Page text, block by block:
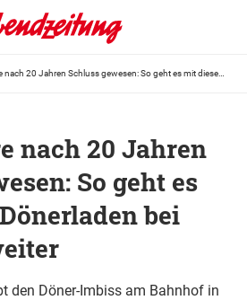
nach 20 Jahren
So geht es
bei
den Döner-Imbiss am Bahnhof in